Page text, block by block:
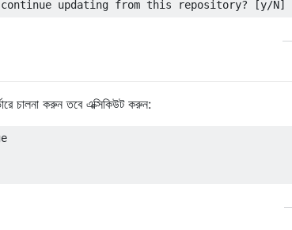
চালনা করুন তবে এক্সিকিউট করুন: